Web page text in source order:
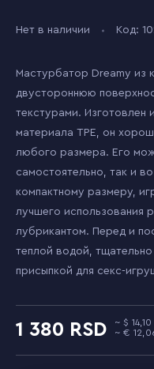
Нет в наличии Код:
Мастурбатор Dreamy из
двустороннюю
текстурами. Изготовлен
материала TPE, он
любого размера. Его
самостоятельно, так и
компактному размеру,
лучшего использования
лубрикантом. Перед и
теплой водой,
присыпкой для секс-
1 380
14,10